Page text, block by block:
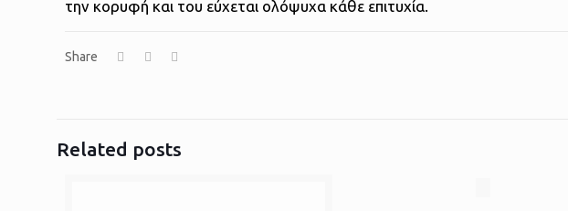
την κορυφή και του εύχεται ολόψυχα κάθε επιτυχία.
Share
Related posts